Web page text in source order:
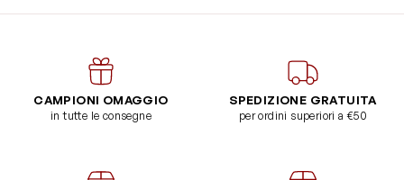
CAMPIONI OMAGGIO
in tutte le consegne
SPEDIZIONE GRATUITA
per ordini superiori a €50